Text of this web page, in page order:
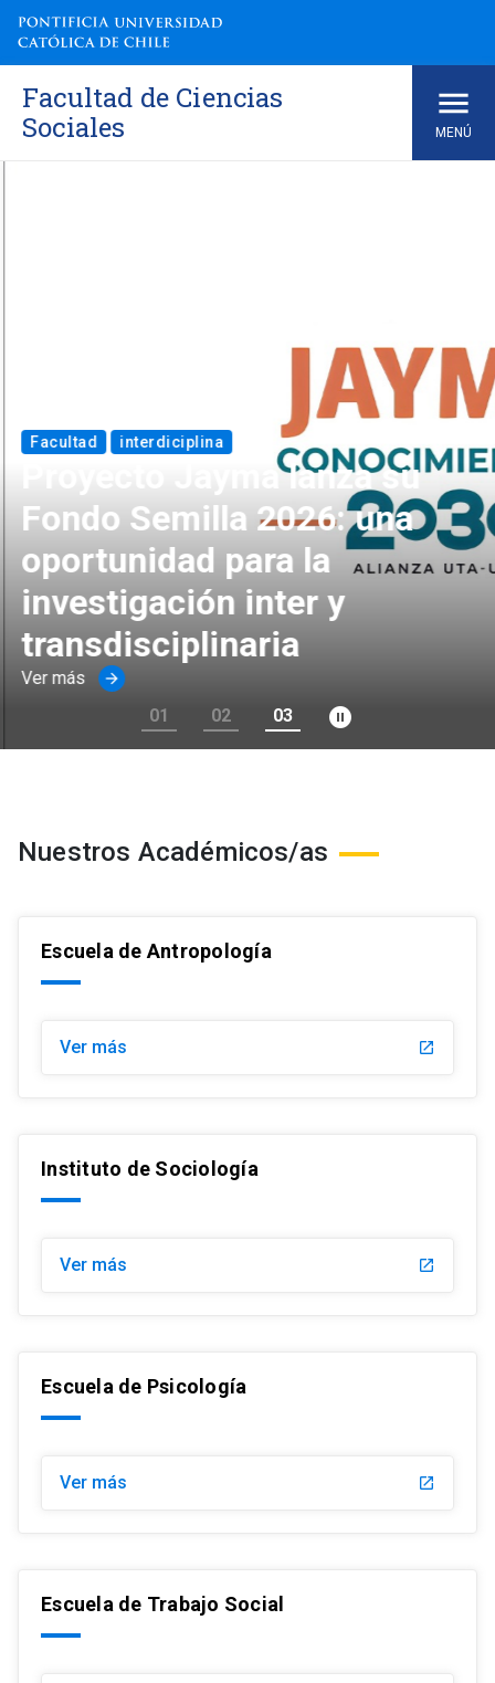
Skip
content
Facultad de Ciencias
Sociales
MENÚ
Facultad interdiciplina
Proyecto Jayma lanza su
Fondo Semilla 2026: una
oportunidad para la
investigación inter y
transdisciplinaria
Ver más arrow_forward
01 02 03 pause_circle_filled
Nuestros Académicos/as
Escuela de Antropología
Ver más launch
Instituto de Sociología
Ver más launch
Escuela de Psicología
Ver más launch
Escuela de Trabajo Social